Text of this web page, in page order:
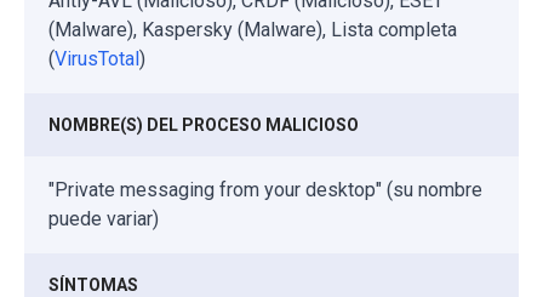
(Malware), Kaspersky (Malware), Lista completa
(VirusTotal )
NOMBRE(S) DEL PROCESO MALICIOSO
"Private messaging from your desktop" (su nombre
puede variar)
SÍNTOMAS